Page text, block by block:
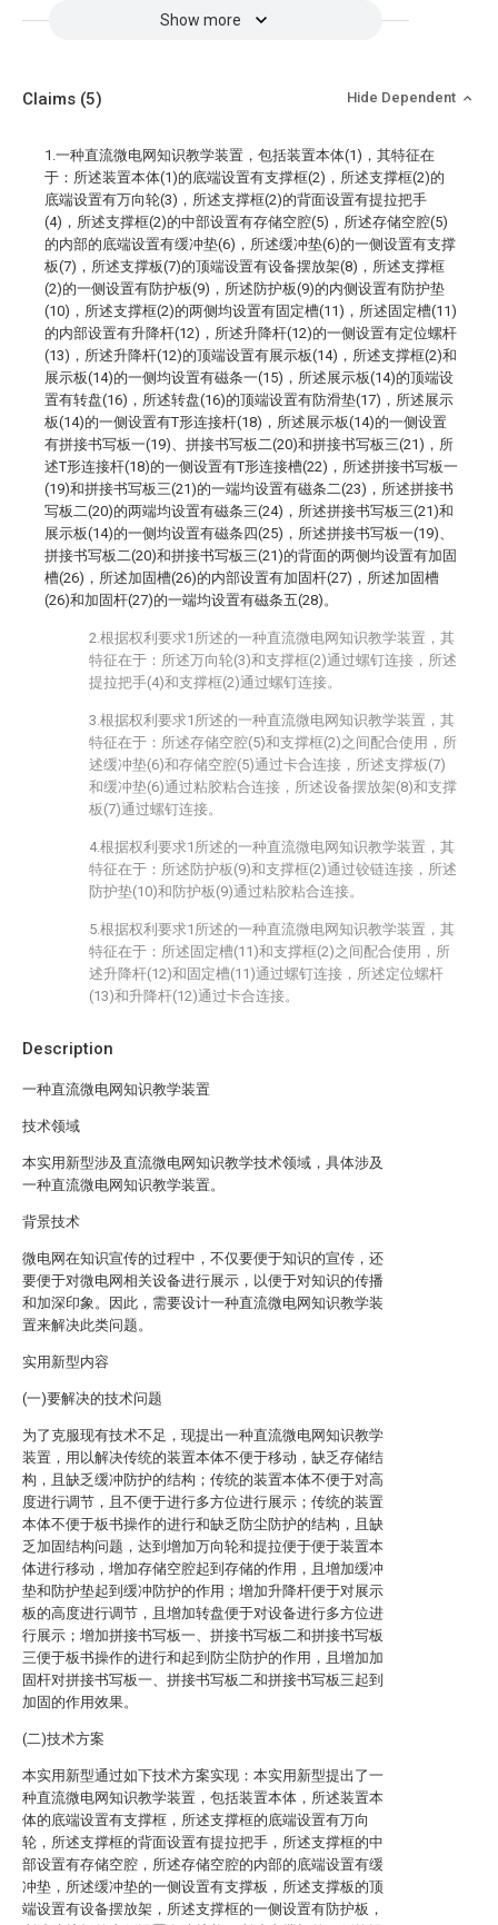
Show more
Description
一种直流微电网知识教学装置
技术领域
本实用新型涉及直流微电网知识教学技术领域，具体涉及
一种直流微电网知识教学装置。
背景技术
微电网在知识宣传的过程中，不仅要便于知识的宣传，还
要便于对微电网相关设备进行展示，以便于对知识的传播
和加深印象。因此，需要设计一种直流微电网知识教学装
置来解决此类问题。
实用新型内容
(一)要解决的技术问题
为了克服现有技术不足，现提出一种直流微电网知识教学
装置，用以解决传统的装置本体不便于移动，缺乏存储结
构，且缺乏缓冲防护的结构；传统的装置本体不便于对高
度进行调节，且不便于进行多方位进行展示；传统的装置
本体不便于板书操作的进行和缺乏防尘防护的结构，且缺
乏加固结构问题，达到增加万向轮和提拉便于便于装置本
体进行移动，增加存储空腔起到存储的作用，且增加缓冲
垫和防护垫起到缓冲防护的作用；增加升降杆便于对展示
板的高度进行调节，且增加转盘便于对设备进行多方位进
行展示；增加拼接书写板一、拼接书写板二和拼接书写板
三便于板书操作的进行和起到防尘防护的作用，且增加加
固杆对拼接书写板一、拼接书写板二和拼接书写板三起到
加固的作用效果。
(二)技术方案
本实用新型通过如下技术方案实现：本实用新型提出了一
种直流微电网知识教学装置，包括装置本体，所述装置本
体的底端设置有支撑框，所述支撑框的底端设置有万向
轮，所述支撑框的背面设置有提拉把手，所述支撑框的中
部设置有存储空腔，所述存储空腔的内部的底端设置有缓
冲垫，所述缓冲垫的一侧设置有支撑板，所述支撑板的顶
端设置有设备摆放架，所述支撑框的一侧设置有防护板，
Claims (5) Hide Dependent
1.一种直流微电网知识教学装置，包括装置本体(1)，其特征在
于：所述装置本体(1)的底端设置有支撑框(2)，所述支撑框(2)的
底端设置有万向轮(3)，所述支撑框(2)的背面设置有提拉把手
(4)，所述支撑框(2)的中部设置有存储空腔(5)，所述存储空腔(5)
的内部的底端设置有缓冲垫(6)，所述缓冲垫(6)的一侧设置有支撑
板(7)，所述支撑板(7)的顶端设置有设备摆放架(8)，所述支撑框
(2)的一侧设置有防护板(9)，所述防护板(9)的内侧设置有防护垫
(10)，所述支撑框(2)的两侧均设置有固定槽(11)，所述固定槽(11)
的内部设置有升降杆(12)，所述升降杆(12)的一侧设置有定位螺杆
(13)，所述升降杆(12)的顶端设置有展示板(14)，所述支撑框(2)和
展示板(14)的一侧均设置有磁条一(15)，所述展示板(14)的顶端设
置有转盘(16)，所述转盘(16)的顶端设置有防滑垫(17)，所述展示
板(14)的一侧设置有T形连接杆(18)，所述展示板(14)的一侧设置
有拼接书写板一(19)、拼接书写板二(20)和拼接书写板三(21)，所
述T形连接杆(18)的一侧设置有T形连接槽(22)，所述拼接书写板一
(19)和拼接书写板三(21)的一端均设置有磁条二(23)，所述拼接书
写板二(20)的两端均设置有磁条三(24)，所述拼接书写板三(21)和
展示板(14)的一侧均设置有磁条四(25)，所述拼接书写板一(19)、
拼接书写板二(20)和拼接书写板三(21)的背面的两侧均设置有加固
槽(26)，所述加固槽(26)的内部设置有加固杆(27)，所述加固槽
(26)和加固杆(27)的一端均设置有磁条五(28)。
2.根据权利要求1所述的一种直流微电网知识教学装置，其
特征在于：所述万向轮(3)和支撑框(2)通过螺钉连接，所述
提拉把手(4)和支撑框(2)通过螺钉连接。
3.根据权利要求1所述的一种直流微电网知识教学装置，其
特征在于：所述存储空腔(5)和支撑框(2)之间配合使用，所
述缓冲垫(6)和存储空腔(5)通过卡合连接，所述支撑板(7)
和缓冲垫(6)通过粘胶粘合连接，所述设备摆放架(8)和支撑
板(7)通过螺钉连接。
4.根据权利要求1所述的一种直流微电网知识教学装置，其
特征在于：所述防护板(9)和支撑框(2)通过铰链连接，所述
防护垫(10)和防护板(9)通过粘胶粘合连接。
5.根据权利要求1所述的一种直流微电网知识教学装置，其
特征在于：所述固定槽(11)和支撑框(2)之间配合使用，所
述升降杆(12)和固定槽(11)通过螺钉连接，所述定位螺杆
(13)和升降杆(12)通过卡合连接。